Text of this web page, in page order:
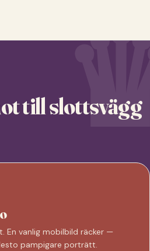
till slottsvägg
En vanlig mobilbild räcker —
pampigare porträtt.